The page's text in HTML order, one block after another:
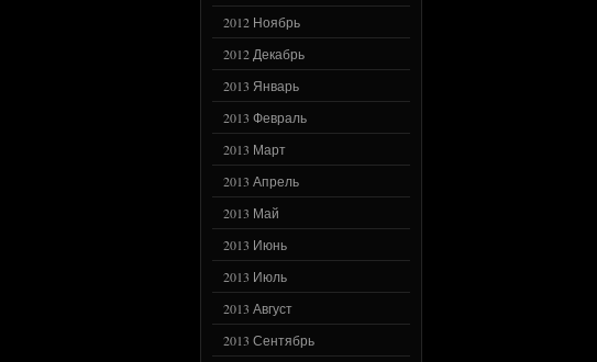
2012 Ноябрь
2012 Декабрь
2013 Январь
2013 Февраль
2013 Март
2013 Апрель
2013 Май
2013 Июнь
2013 Июль
2013 Август
2013 Сентябрь